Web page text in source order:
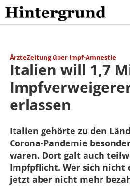
Skip
to
content
ÄrzteZeitung über Impf-Amnestie
Italien will 1,7
erlassen
Italien gehörte zu den
Corona-Pandemie
waren. Dort galt auch
Impfpflicht. Wer sich nicht
jetzt aber nicht mehr